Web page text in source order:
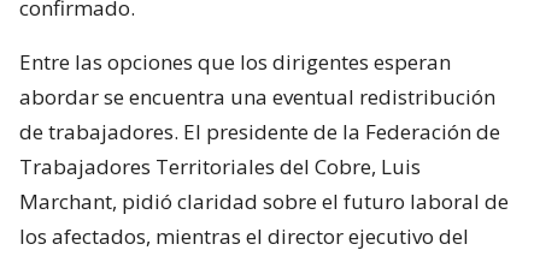
confirmado.
Entre las opciones que los dirigentes esperan
abordar se encuentra una eventual redistribución
de trabajadores. El presidente de la Federación de
Trabajadores Territoriales del Cobre, Luis
Marchant, pidió claridad sobre el futuro laboral de
los afectados, mientras el director ejecutivo del